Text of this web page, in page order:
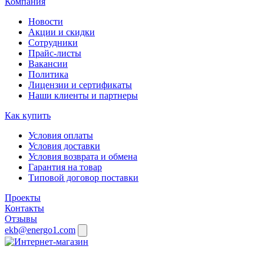
Новости
Акции и скидки
Сотрудники
Прайс-листы
Вакансии
Политика
Лицензии и сертификаты
Наши клиенты и партнеры
Как купить
Условия оплаты
Условия доставки
Условия возврата и обмена
Гарантия на товар
Типовой договор поставки
Проекты
Контакты
Отзывы
ekb@energo1.com